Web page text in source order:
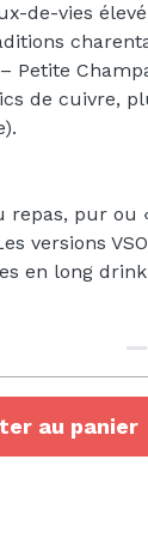
de-vies
Petite
de cuivre,
repas, pur ou
versions
en long
au panier